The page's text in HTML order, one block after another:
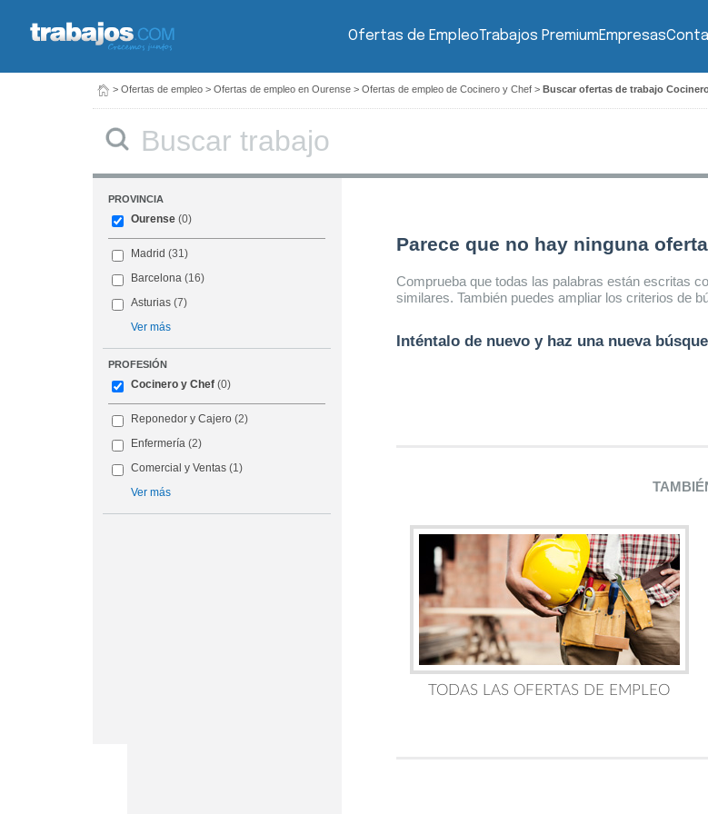
Ofertas de EmpleoTrabajos PremiumEmpresas
> Ofertas de empleo > Ofertas de empleo en Ourense > Ofertas de empleo de Cocinero y Chef > Buscar ofertas de trabajo
PROVINCIA
Ourense (0)
Madrid (31)
Barcelona (16)
Asturias (7)
Ver más
PROFESIÓN
Cocinero y Chef (0)
Reponedor y Cajero (2)
Enfermería (2)
Comercial y Ventas (1)
Ver más
Parece que no hay ninguna
Comprueba que todas las palabras están escritas
similares. También puedes ampliar los criterios de
Inténtalo de nuevo y haz una nueva
TODAS LAS OFERTAS DE EMPLEO